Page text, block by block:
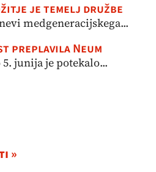
je temelj družbe
medgeneracijskega...
preplavila Neum
5. junija je potekalo...
»